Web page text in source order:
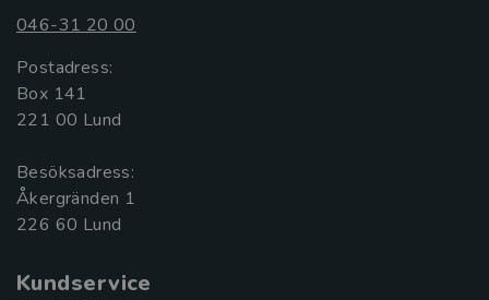
046-31 20 00
Postadress:
Box 141
221 00 Lund
Besöksadress:
Åkergränden 1
Kundservice